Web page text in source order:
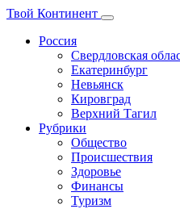
Твой Континент
Россия
Свердловская
Екатеринбург
Невьянск
Кировград
Верхний Тагил
Рубрики
Общество
Происшествия
Здоровье
Финансы
Туризм